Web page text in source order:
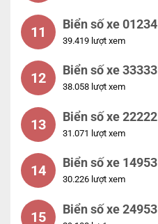
11 Biển số xe 01234
39.419 lượt xem
12 Biển số xe 33333
38.058 lượt xem
13 Biển số xe 22222
31.071 lượt xem
14 Biển số xe 14953
30.226 lượt xem
15 Biển số xe 24953